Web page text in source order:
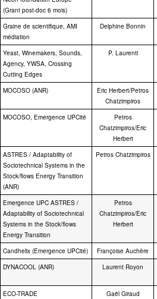
(Grant post-doc 6 mois)
Graine de scientifique, AMI
médiation
Delphine Bonnin
Yeast, Winemakers, Sounds,
Agency, YWSA, Crossing
Cutting Edges
P. Laurenti
MOCOSO (ANR)
Eric Herbert/Petros
Chatzimpiros
MOCOSO, Emergence UPCité
Petros
Chatzimpiros/Eric
Herbert
ASTRES / Adaptability of
Sociotechnical Systems in the
Stock/flows Energy Transition
(ANR)
Petros Chatzimpiros
Emergence UPC ASTRES /
Adaptability of Sociotechnical
Systems in the Stock/flows
Energy Transition
Petros
Chatzimpiros/Eric
Herbert
Candhelix (Emergence UPCité) Françoise Auchère
DYNACOOL (ANR)
Laurent Royon
ECO-TRADE
Gaël Giraud